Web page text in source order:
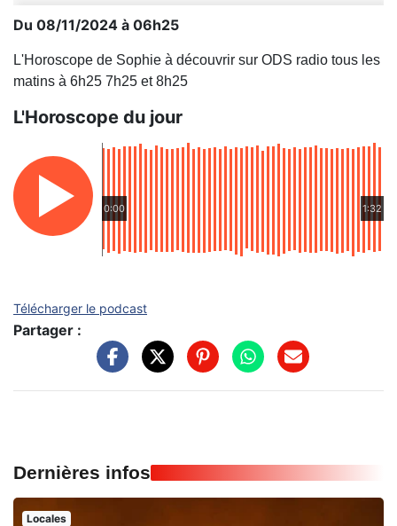
Du 08/11/2024 à 06h25
L'Horoscope de Sophie à découvrir sur ODS radio tous les
matins à 6h25 7h25 et 8h25
L'Horoscope du jour
0:00 1:32
Télécharger le podcast
Partager :
Dernières infos
Locales